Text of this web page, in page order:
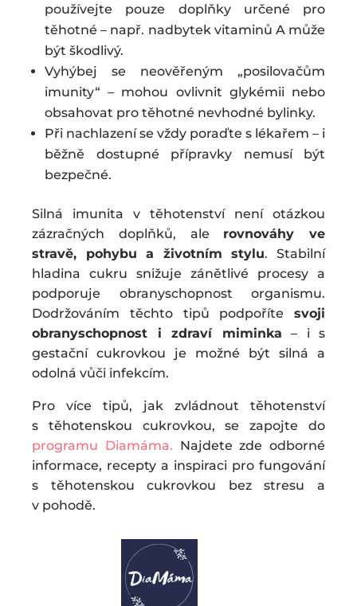
používejte pouze doplňky určené pro
těhotné – např. nadbytek vitaminů A může
být škodlivý.
Vyhýbej se neověřeným „posilovačům
imunity“ – mohou ovlivnit glykémii nebo
obsahovat pro těhotné nevhodné bylinky.
Při nachlazení se vždy poraďte s lékařem – i
běžně dostupné přípravky nemusí být
bezpečné.
Silná imunita v těhotenství není otázkou
zázračných doplňků, ale rovnováhy ve
stravě, pohybu a životním stylu. Stabilní
hladina cukru snižuje zánětlivé procesy a
podporuje obranyschopnost organismu.
Dodržováním těchto tipů podpoříte svoji
obranyschopnost i zdraví miminka – i s
gestační cukrovkou je možné být silná a
odolná vůči infekcím.
Pro více tipů, jak zvládnout těhotenství
s těhotenskou cukrovkou, se zapojte do
programu Diamáma. Najdete zde odborné
informace, recepty a inspiraci pro fungování
s těhotenskou cukrovkou bez stresu a
v pohodě.